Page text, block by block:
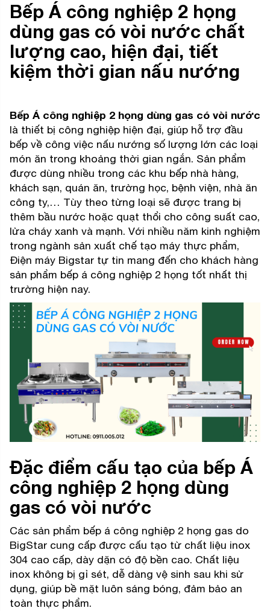
Bếp Á công nghiệp 2 họng
dùng gas có vòi nước chất
lượng cao, hiện đại, tiết
kiệm thời gian nấu nướng
Bếp Á công nghiệp 2 họng dùng gas có vòi nước
là thiết bị công nghiệp hiện đại, giúp hỗ trợ đầu
bếp về công việc nấu nướng số lượng lớn các loại
món ăn trong khoảng thời gian ngắn. Sản phẩm
được dùng nhiều trong các khu bếp nhà hàng,
khách sạn, quán ăn, trường học, bệnh viện, nhà ăn
công ty,… Tùy theo từng loại sẽ được trang bị
thêm bầu nước hoặc quạt thổi cho công suất cao,
lửa cháy xanh và mạnh. Với nhiều năm kinh nghiệm
trong ngành sản xuất chế tạo máy thực phẩm,
Điện máy Bigstar tự tin mang đến cho khách hàng
sản phẩm bếp á công nghiệp 2 họng tốt nhất thị
trường hiện nay.
Đặc điểm cấu tạo của bếp Á
công nghiệp 2 họng dùng
gas có vòi nước
Các sản phẩm bếp á công nghiệp 2 họng gas do
BigStar cung cấp được cấu tạo từ chất liệu inox
304 cao cấp, dày dặn có độ bền cao. Chất liệu
inox không bị gỉ sét, dễ dàng vệ sinh sau khi sử
dụng, giúp bề mặt luôn sáng bóng, đảm bảo an
toàn thực phẩm.